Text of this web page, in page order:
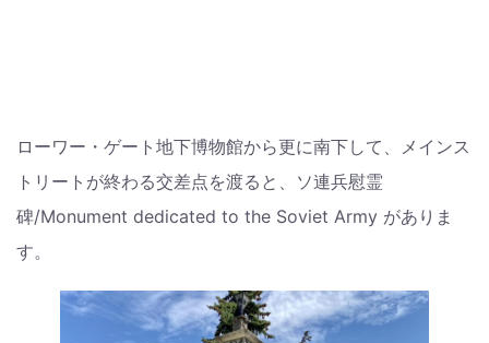
ローワー・ゲート地下博物館から更に南下して、メインス
トリートが終わる交差点を渡ると、ソ連兵慰霊
碑/Monument dedicated to the Soviet Army がありま
す。